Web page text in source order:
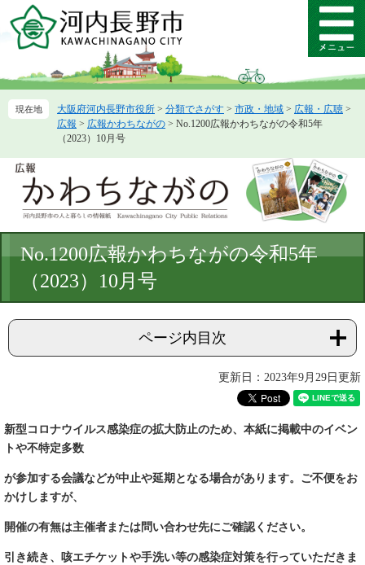
ー
先
ニ
を
メ
ニ
ー
大阪府河内長野市役所 > 分類でさがす > 市政・地域 > 広報・広聴 >
広報 > 広報かわちながの > No.1200広報かわちながの令和5年
（2023）10月号
文
No.1200広報かわちながの令和5年
（2023）10月号
ページ内目次
更新日：2023年9月29日更新
新型コロナウイルス感染症の拡大防止のため、本紙に掲載中のイベン
トや不特定多数
が参加する会議などが中止や延期となる場合があります。ご不便をお
かけしますが、
開催の有無は主催者または問い合わせ先にご確認ください。
引き続き 、咳エチケットや手洗い等の感染症対策を行っていただきま